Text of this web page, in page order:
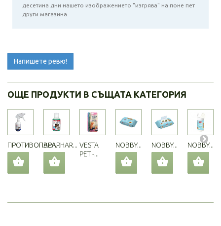
десетина дни нашето изображението "изгрява" на поне пет
други магазина.
Напишете ревю!
ОЩЕ ПРОДУКТИ В СЪЩАТА КАТЕГОРИЯ
ПРОТИВОПАРА...BEAPHAR... VESTA
PET -...
NOBBY... NOBBY... NOBBY...